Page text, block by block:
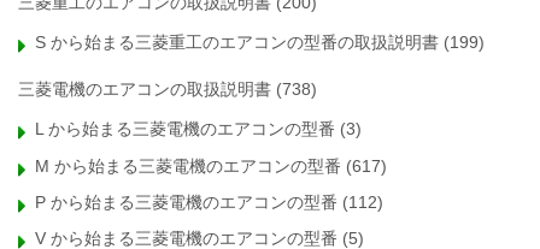
S から始まる三菱重工のエアコンの型番の取扱説明書 (199)
三菱電機のエアコンの取扱説明書 (738)
L から始まる三菱電機のエアコンの型番 (3)
M から始まる三菱電機のエアコンの型番 (617)
P から始まる三菱電機のエアコンの型番 (112)
V から始まる三菱電機のエアコンの型番 (5)